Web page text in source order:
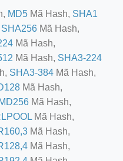
MD5 Mã Hash, SHA1
SHA256 Mã Hash,
Mã Hash,
Mã Hash, SHA3-224
SHA3-384 Mã Hash,
Mã Hash,
Mã Hash,
Mã Hash,
Mã Hash,
Mã Hash,